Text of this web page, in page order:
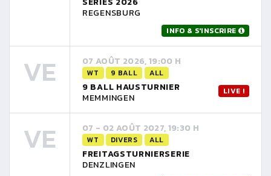
REGENSBURG
INFO & S'INSCRIRE
VE 07 AOÛT 2026, 19:00 H
WT 9 BALL ALL
9 BALL HAUSTURNIER
MEMMINGEN
LIVE !
VE 07 - 02 AOÛT 2027, 19:30 H
WT DIVERS ALL
FREITAGSTURNIERSERIE
DENZLINGEN